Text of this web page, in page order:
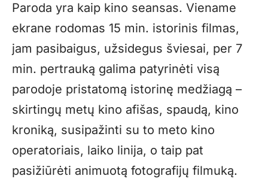
Paroda yra kaip kino seansas. Viename
ekrane rodomas 15 min. istorinis filmas,
jam pasibaigus, užsidegus šviesai, per 7
min. pertrauką galima patyrinėti visą
parodoje pristatomą istorinę medžiagą –
skirtingų metų kino afišas, spaudą, kino
kroniką, susipažinti su to meto kino
operatoriais, laiko linija, o taip pat
pasižiūrėti animuotą fotografijų filmuką.